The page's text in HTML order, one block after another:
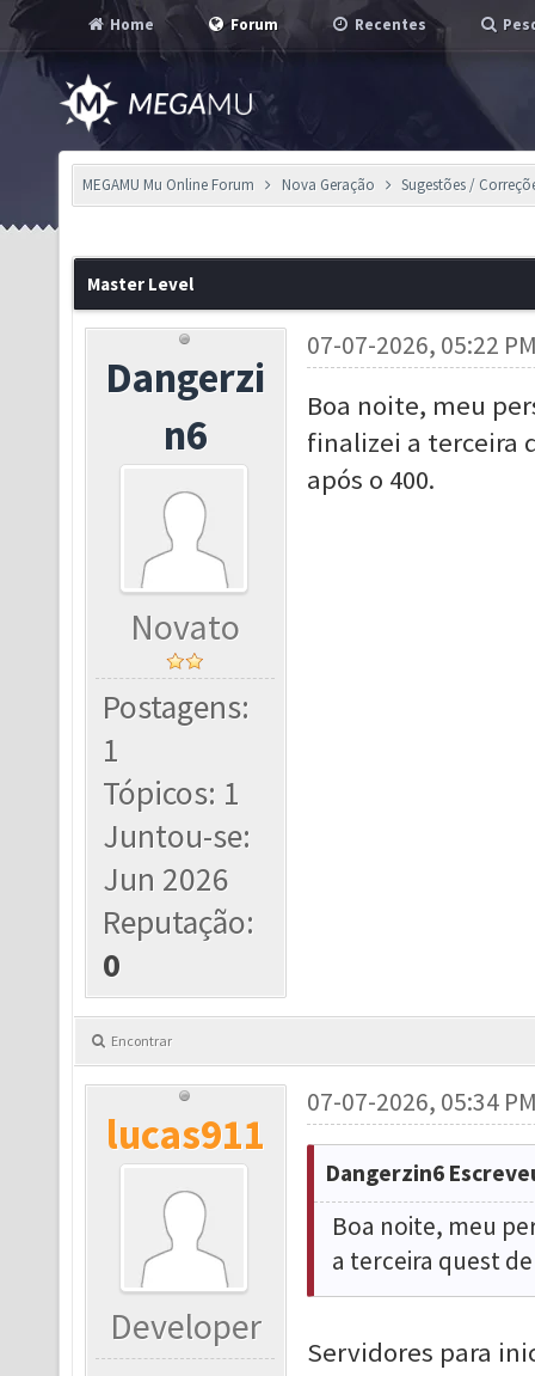
Home Forum Recentes
MEGAMU Mu Online Forum Nova Geração Sugestões /
Master Level
Dangerzi
n6
Novato
Postagens:
1
Tópicos: 1
Juntou-se:
Jun 2026
Reputação:
0
07-07-2026, 05:22
Boa noite, meu
finalizei a terceira
após o 400.
Encontrar
lucas911
Developer
07-07-2026, 05:34
Dangerzin6
Boa noite, meu
a terceira quest
Servidores para